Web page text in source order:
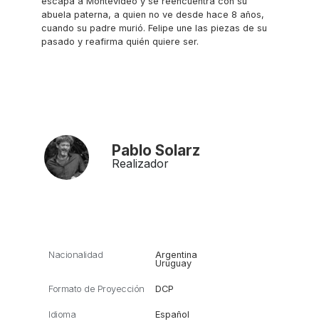
abuela paterna, a quien no ve desde hace 8 años,
cuando su padre murió. Felipe une las piezas de su
pasado y reafirma quién quiere ser.
Pablo Solarz
Realizador
Nacionalidad
Argentina
Uruguay
Formato de Proyección DCP
Idioma Español